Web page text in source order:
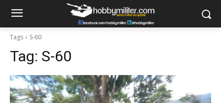
Tags S-60
Tag: S-60